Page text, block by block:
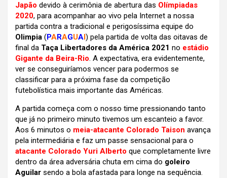
Japão devido à cerimônia de abertura das Olímpiadas
2020, para acompanhar ao vivo pela Internet a nossa
partida contra a tradicional e perigosíssima equipe do
Olimpia (PARAGUAI) pela partida de volta das oitavas de
final da Taça Libertadores da América 2021 no estádio
Gigante da Beira-Rio. A expectativa, era evidentemente,
ver se conseguiríamos vencer para podermos se
classificar para a próxima fase da competição
futebolística mais importante das Américas.
A partida começa com o nosso time pressionando tanto
que já no primeiro minuto tivemos um escanteio a favor.
Aos 6 minutos o meia-atacante Colorado Taison avança
pela intermediária e faz um passe sensacional para o
atacante Colorado Yuri Alberto que completamente livre
dentro da área adversária chuta em cima do goleiro
Aguilar sendo a bola afastada para longe na sequência.